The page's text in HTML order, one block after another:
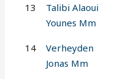
13
Talibi Alaoui
Younes Mm
14
Verheyden
Jonas Mm